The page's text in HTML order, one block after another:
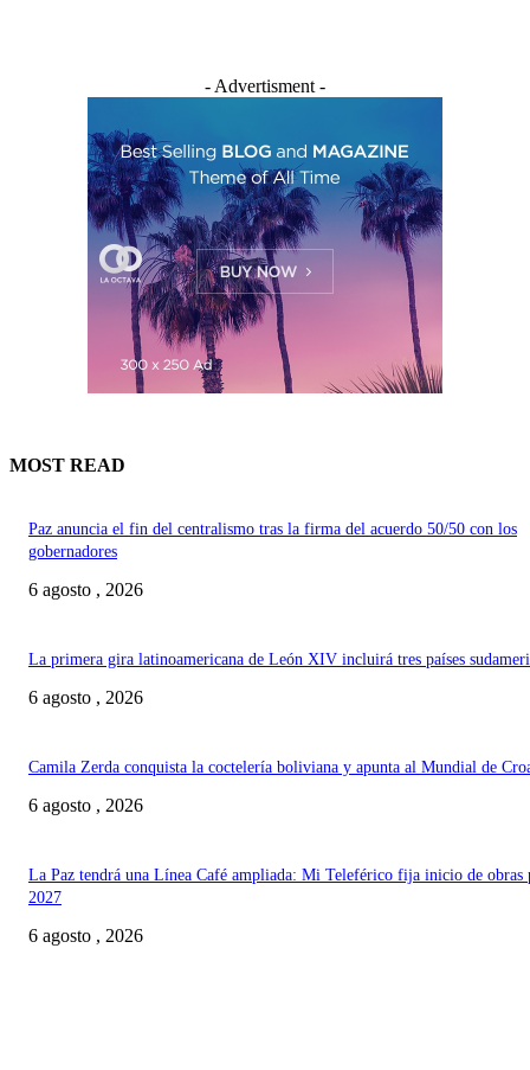
- Advertisment -
MOST READ
Paz anuncia el fin del centralismo tras la firma del acuerdo 50/50 con los
gobernadores
6 agosto , 2026
La primera gira latinoamericana de León XIV incluirá tres países
6 agosto , 2026
Camila Zerda conquista la coctelería boliviana y apunta al Mundial de
6 agosto , 2026
La Paz tendrá una Línea Café ampliada: Mi Teleférico fija inicio de obras
2027
6 agosto , 2026